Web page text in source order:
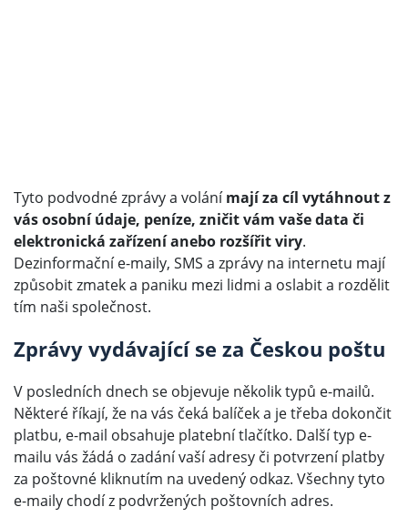
Tyto podvodné zprávy a volánímají za cíl vytáhnout z
vás osobní údaje, peníze, zničit vám vaše data či
elektronická zařízení anebo rozšířit viry.
Dezinformační e-maily, SMS a zprávy na internetu mají
způsobit zmatek a paniku mezi lidmi a oslabit a rozdělit
tím naši společnost.
Zprávy vydávající se za Českou poštu
V posledních dnech se objevuje několik typů e-mailů.
Některé říkají, že na vás čeká balíček a je třeba dokončit
platbu, e-mail obsahuje platební tlačítko. Další typ e-
mailu vás žádá o zadání vaší adresy či potvrzení platby
za poštovné kliknutím na uvedený odkaz. Všechny tyto
e-maily chodí z podvržených poštovních adres.